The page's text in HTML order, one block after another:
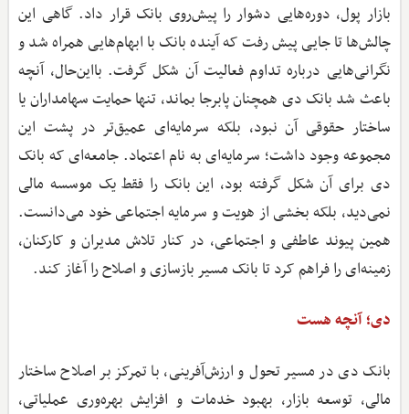
بازار پول، دوره‌هایی دشوار را پیش‌روی بانک قرار داد. گاهی این
چالش‌ها تا جایی پیش رفت که آینده بانک با ابهام‌هایی همراه شد و
نگرانی‌هایی درباره تداوم فعالیت آن شکل گرفت. بااین‌حال، آنچه
باعث شد بانک دی همچنان پابرجا بماند، تنها حمایت سهامداران یا
ساختار حقوقی آن نبود، بلکه سرمایه‌ای عمیق‌تر در پشت این
مجموعه وجود داشت؛ سرمایه‌ای به نام اعتماد. جامعه‌ای که بانک
دی برای آن شکل گرفته بود، این بانک را فقط یک موسسه مالی
نمی‌دید، بلکه بخشی از هویت و سرمایه اجتماعی خود می‌دانست.
همین پیوند عاطفی و اجتماعی، در کنار تلاش مدیران و کارکنان،
زمینه‌ای را فراهم کرد تا بانک مسیر بازسازی و اصلاح را آغاز کند.
دی؛ آنچه هست
بانک دی در مسیر تحول و ارزش‌آفرینی، با تمرکز بر اصلاح ساختار
مالی، توسعه بازار، بهبود خدمات و افزایش بهره‌وری عملیاتی،